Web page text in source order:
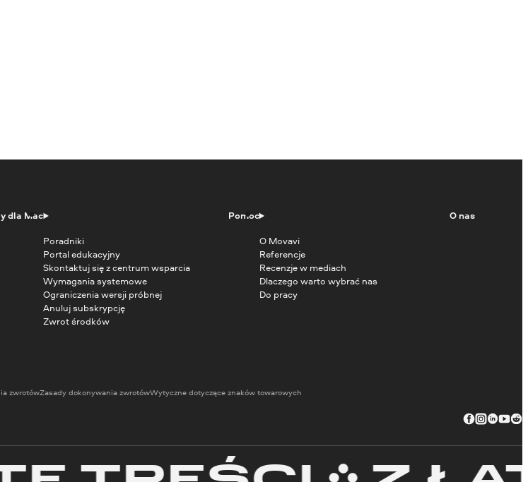
dla Mac
Pomoc
Poradniki
Portal edukacyjny
Skontaktuj się z centrum wsparcia
Wymagania systemowe
Ograniczenia wersji próbnej
Anuluj subskrypcję
Zwrot środków
O nas
O Movavi
Referencje
Recenzje w mediach
Dlaczego warto wybrać nas
Do pracy
zwrotówZasady dokonywania zwrotówWytyczne dotyczące znaków towarowych